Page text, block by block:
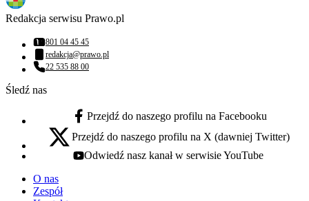
Redakcja serwisu Prawo.pl
Numer telefonu:
801 04 45 45
Adres email:
redakcja@prawo.pl
Numer telefonu:
22 535 88 00
Śledź nas
facebook - otwiera się w nowej karcie
Przejdź do naszego profilu na Facebooku
x - otwiera się w nowej karcie
Przejdź do naszego profilu na X (dawniej Twitter)
youtube - otwiera się w nowej karcie
Odwiedź nasz kanał w serwisie YouTube
O nas
Zespół